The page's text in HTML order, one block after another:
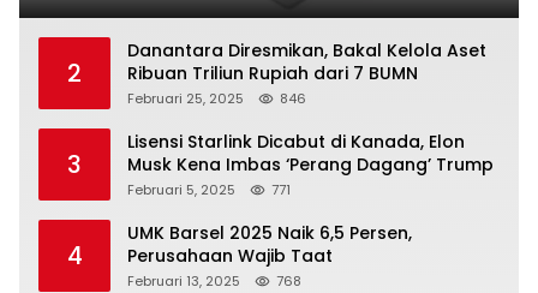
2
Danantara Diresmikan, Bakal Kelola Aset
Ribuan Triliun Rupiah dari 7 BUMN
Februari 25, 2025 846
3
Lisensi Starlink Dicabut di Kanada, Elon
Musk Kena Imbas ‘Perang Dagang’ Trump
Februari 5, 2025 771
4
UMK Barsel 2025 Naik 6,5 Persen,
Perusahaan Wajib Taat
Februari 13, 2025 768